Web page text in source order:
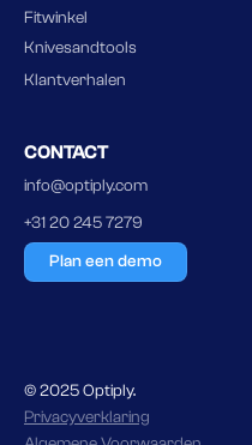
Fitwinkel
Knivesandtools
Klantverhalen
CONTACT
info@optiply.com
+31 20 245 7279
Plan een demo
© 2025 Optiply.
Privacyverklaring